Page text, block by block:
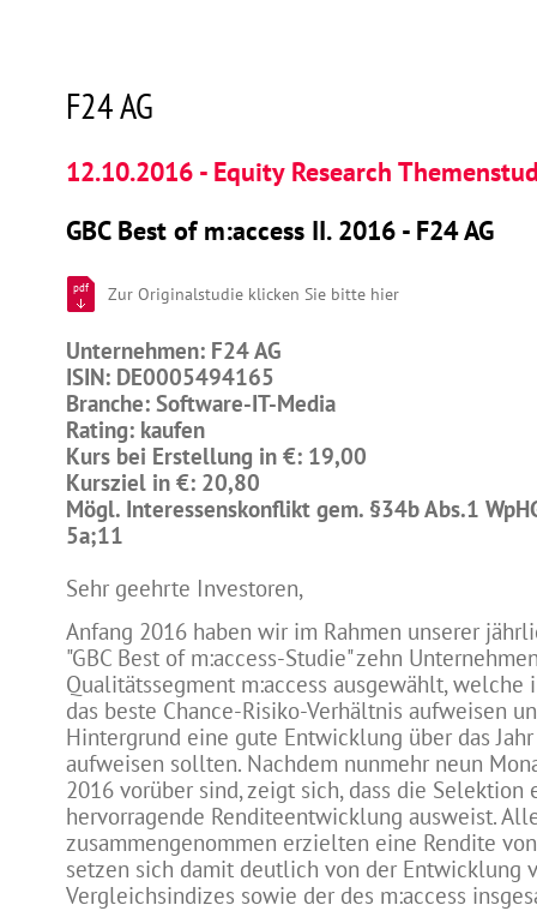
F24 AG
12.10.2016 - Equity Research
GBC Best of m:access II. 2016 - F24 AG
pdf Zur Originalstudie klicken Sie bitte hier
Unternehmen: F24 AG
ISIN: DE0005494165
Branche: Software-IT-Media
Rating: kaufen
Kurs bei Erstellung in €: 19,00
Kursziel in €: 20,80
Mögl. Interessenskonflikt gem. §34b Abs.1
5a;11
Sehr geehrte Investoren,
Anfang 2016 haben wir im Rahmen unserer
"GBC Best of m:access-Studie" zehn
Qualitätssegment m:access ausgewählt, welche
das beste Chance-Risiko-Verhältnis aufweisen
Hintergrund eine gute Entwicklung über das
aufweisen sollten. Nachdem nunmehr neun
2016 vorüber sind, zeigt sich, dass die Selektion
hervorragende Renditeentwicklung ausweist.
zusammengenommen erzielten eine Rendite
setzen sich damit deutlich von der Entwicklung
Vergleichsindizes sowie der des m:access